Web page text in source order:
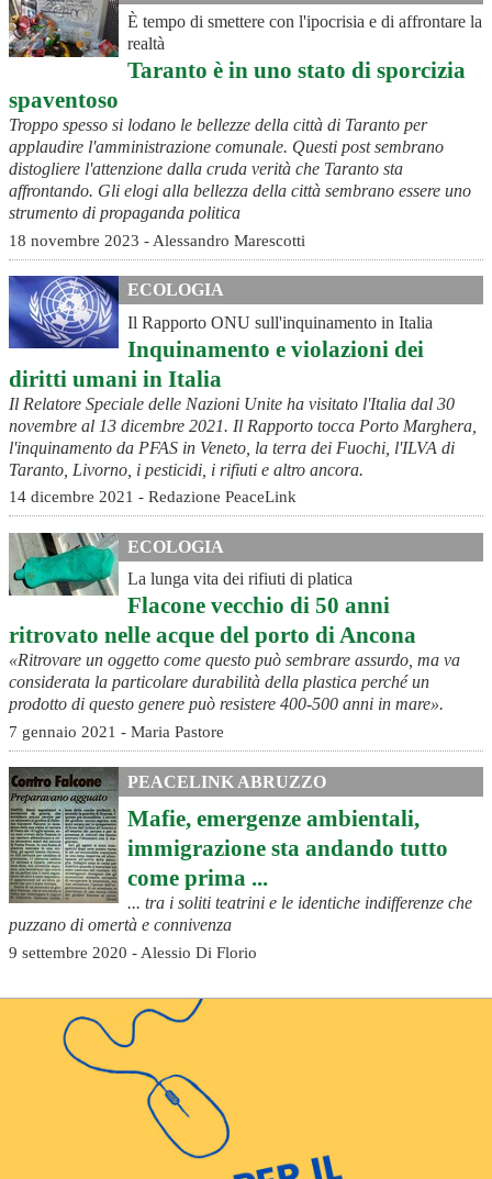
È tempo di smettere con l'ipocrisia e di affrontare la
realtà
Taranto è in uno stato di sporcizia
spaventoso
Troppo spesso si lodano le bellezze della città di Taranto per
applaudire l'amministrazione comunale. Questi post sembrano
distogliere l'attenzione dalla cruda verità che Taranto sta
affrontando. Gli elogi alla bellezza della città sembrano essere uno
strumento di propaganda politica
18 novembre 2023 - Alessandro Marescotti
ECOLOGIA
Il Rapporto ONU sull'inquinamento in Italia
Inquinamento e violazioni dei
diritti umani in Italia
Il Relatore Speciale delle Nazioni Unite ha visitato l'Italia dal 30
novembre al 13 dicembre 2021. Il Rapporto tocca Porto Marghera,
l'inquinamento da PFAS in Veneto, la terra dei Fuochi, l'ILVA di
Taranto, Livorno, i pesticidi, i rifiuti e altro ancora.
14 dicembre 2021 - Redazione PeaceLink
ECOLOGIA
La lunga vita dei rifiuti di platica
Flacone vecchio di 50 anni
ritrovato nelle acque del porto di Ancona
«Ritrovare un oggetto come questo può sembrare assurdo, ma va
considerata la particolare durabilità della plastica perché un
prodotto di questo genere può resistere 400-500 anni in mare».
7 gennaio 2021 - Maria Pastore
PEACELINK ABRUZZO
Mafie, emergenze ambientali,
immigrazione sta andando tutto
come prima ...
... tra i soliti teatrini e le identiche indifferenze che
puzzano di omertà e connivenza
9 settembre 2020 - Alessio Di Florio